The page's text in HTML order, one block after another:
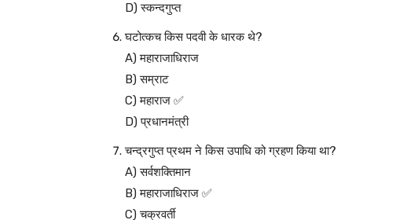
D) स्कन्दगुप्त
घटोत्कच किस पदवी के धारक थे?
A) महाराजाधिराज
B) सम्राट
C) महाराज ✅
D) प्रधानमंत्री
चन्द्रगुप्त प्रथम ने किस उपाधि को ग्रहण किया था?
A) सर्वशक्तिमान
B) महाराजाधिराज ✅
C) चक्रवर्ती